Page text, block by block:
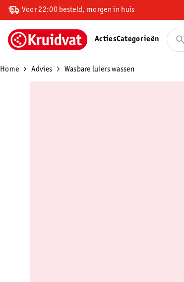
Voor 22:00 besteld, morgen in huis
ActiesCategorieën
Home Advies Wasbare luiers wassen